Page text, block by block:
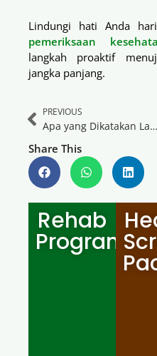
Lindungi hati Anda
pemeriksaan
langkah proaktif
jangka panjang.
PREVIOUS
Apa yang Dikatakan Laporan Medis Anda Tentang Anda: Pemeriksaan Fungsi Hati
Share This
Rehab